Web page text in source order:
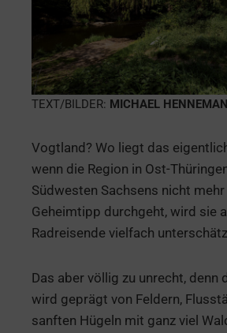
TEXT/BILDER: MICHAEL
Vogtland? Wo liegt das
wenn die Region in Ost-
Südwesten Sachsens nicht
Geheimtipp durchgeht, wird sie
Radreisende vielfach
Das aber völlig zu unrecht, denn
wird geprägt von Feldern,
sanften Hügeln mit ganz viel